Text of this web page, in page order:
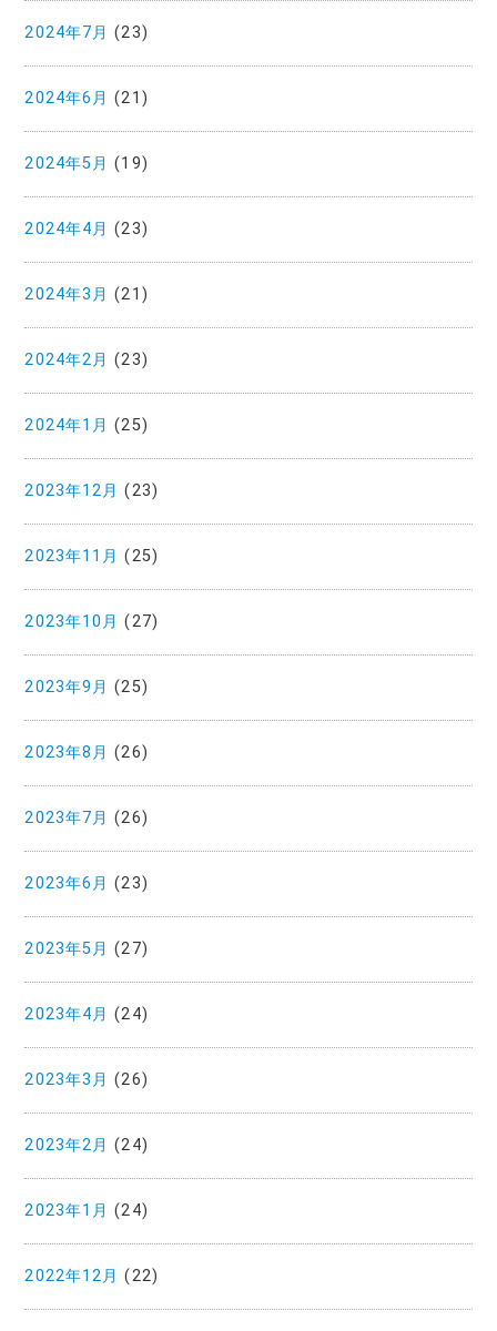
2024年7月 (23)
2024年6月 (21)
2024年5月 (19)
2024年4月 (23)
2024年3月 (21)
2024年2月 (23)
2024年1月 (25)
2023年12月 (23)
2023年11月 (25)
2023年10月 (27)
2023年9月 (25)
2023年8月 (26)
2023年7月 (26)
2023年6月 (23)
2023年5月 (27)
2023年4月 (24)
2023年3月 (26)
2023年2月 (24)
2023年1月 (24)
2022年12月 (22)